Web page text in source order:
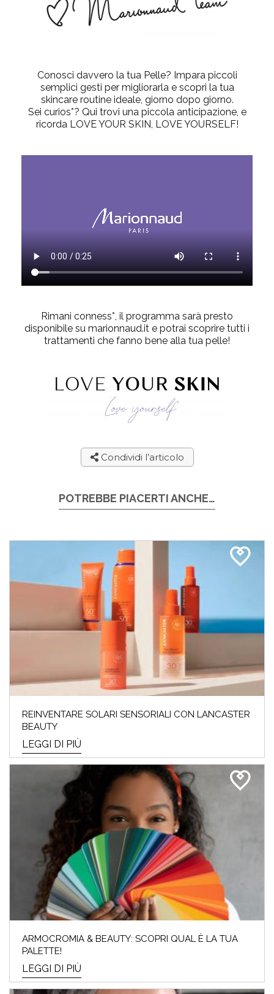
Conosci davvero la tua Pelle? Impara piccoli
semplici gesti per migliorarla e scopri la tua
skincare routine ideale, giorno dopo giorno.
Sei curios*? Qui trovi una piccola anticipazione, e
ricorda LOVE YOUR SKIN, LOVE YOURSELF!
Rimani conness*, il programma sarà presto
disponibile su marionnaud.it e potrai scoprire tutti i
trattamenti che fanno bene alla tua pelle!
Condividi l’articolo
POTREBBE PIACERTI ANCHE…
REINVENTARE SOLARI SENSORIALI CON LANCASTER
BEAUTY
LEGGI DI PIÙ
ARMOCROMIA & BEAUTY: SCOPRI QUAL È LA TUA
PALETTE!
LEGGI DI PIÙ